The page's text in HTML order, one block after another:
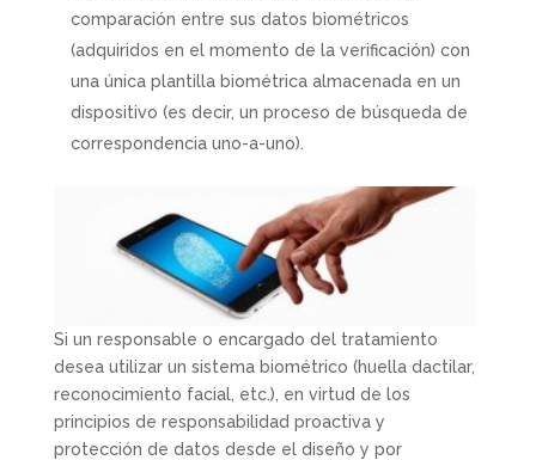
comparación entre sus datos biométricos
(adquiridos en el momento de la verificación) con
una única plantilla biométrica almacenada en un
dispositivo (es decir, un proceso de búsqueda de
correspondencia uno-a-uno).
Si un responsable o encargado del tratamiento
desea utilizar un sistema biométrico (huella dactilar,
reconocimiento facial, etc.), en virtud de los
principios de responsabilidad proactiva y
protección de datos desde el diseño y por